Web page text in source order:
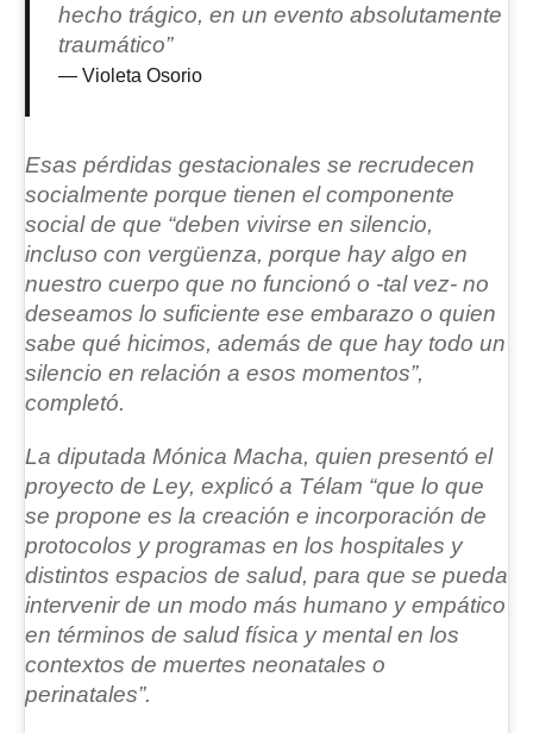
hecho trágico, en un evento absolutamente
traumático”
Violeta Osorio
Esas pérdidas gestacionales se recrudecen
socialmente porque tienen el componente
social de que “deben vivirse en silencio,
incluso con vergüenza, porque hay algo en
nuestro cuerpo que no funcionó o -tal vez- no
deseamos lo suficiente ese embarazo o quien
sabe qué hicimos, además de que hay todo un
silencio en relación a esos momentos”,
completó.
La diputada Mónica Macha, quien presentó el
proyecto de Ley, explicó a Télam “que lo que
se propone es la creación e incorporación de
protocolos y programas en los hospitales y
distintos espacios de salud, para que se pueda
intervenir de un modo más humano y empático
en términos de salud física y mental en los
contextos de muertes neonatales o
perinatales”.